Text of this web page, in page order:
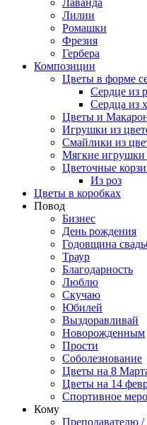
Лаванда
Лилии
Ромашки
Фрезия
Гербера
Композиции
Цветы в форме
Сердце из
Сердца из
Цветы и
Игрушки из
Смайлики из
Мягкие игрушки
Цветочные
Из роз
Цветы в коробках
Повод
Бизнес
День рождения
Годовщина
Траур
Благодарность
Люблю
Скучаю
Юбилей
Выздоравливай
Новорожденным
Прости
Соболезнование
Цветы на 8
Цветы на 14
Спортивное
Кому
Преподавателю